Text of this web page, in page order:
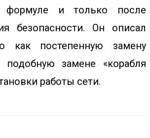
формуле и только после
безопасности. Он описал
как постепенную замену
подобную замене «корабля
работы сети.